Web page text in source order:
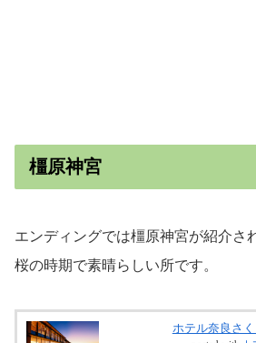
橿原神宮
エンディングでは橿原神宮が紹介さ
桜の時期で素晴らしい所です。
ホテル奈良さ